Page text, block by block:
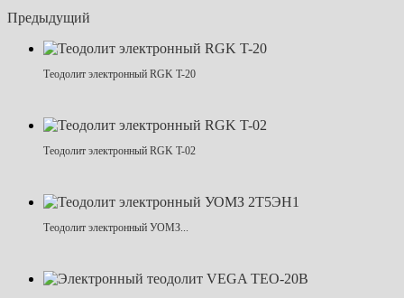
Предыдущий
Теодолит электронный RGK T-20
Теодолит электронный RGK T-02
Теодолит электронный УОМЗ...